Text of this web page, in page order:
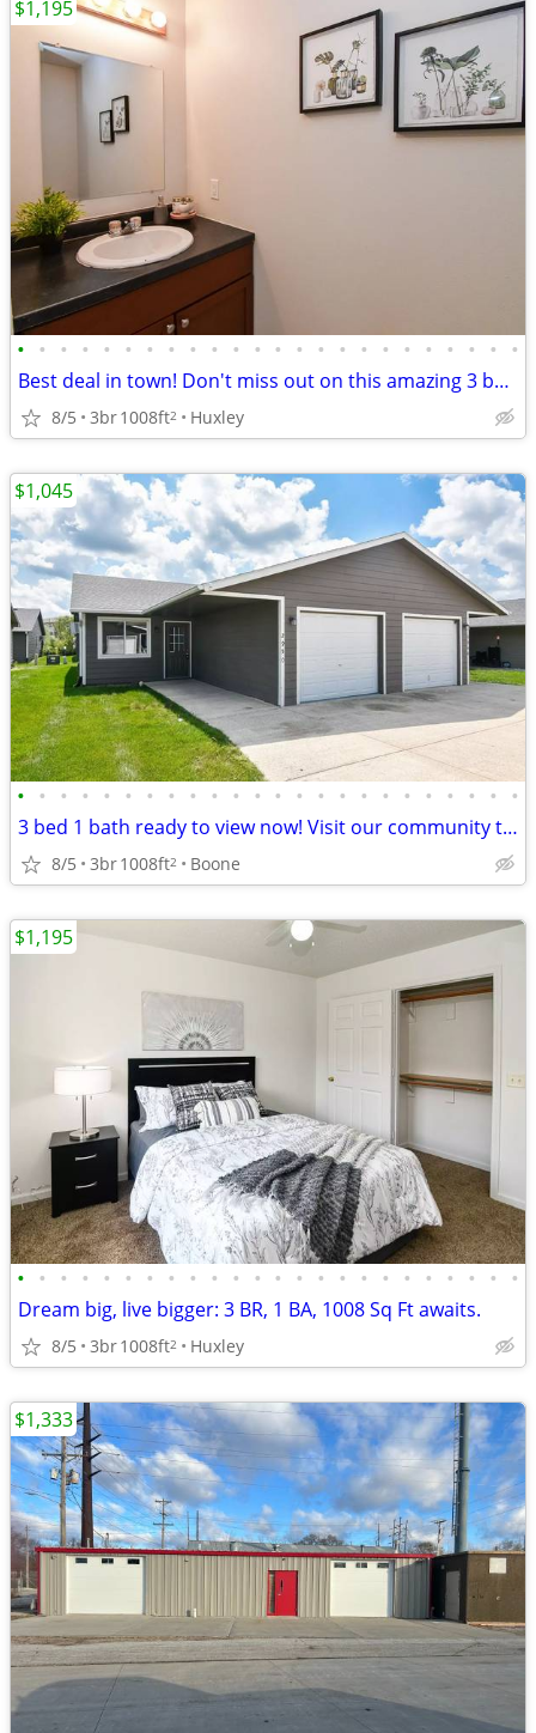
• • • • • • • • • • • • • • • • • • • • • • • •
Best deal in town! Don't miss out on this amazing 3 bed, 1 bath!
8/5 3br1008ft2 Huxley
$1,195
• • • • • • • • • • • • • • • • • • • • • • • •
3 bed 1 bath ready to view now! Visit our community today!
8/5 3br1008ft2 Boone
$1,045
• • • • • • • • • • • • • • • • • • • • • • • •
Dream big, live bigger: 3 BR, 1 BA, 1008 Sq Ft awaits.
8/5 3br1008ft2 Huxley
$1,195
$1,333